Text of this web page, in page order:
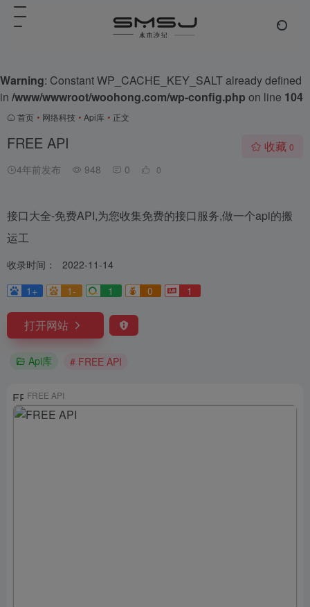
Warning: Constant WP_CACHE_KEY_SALT already defined
in /www/wwwroot/woohong.com/wp-config.php on line 104
首页 • 网络科技 • Api库 • 正文
FREE API
4年前发布 948 0 0
收藏 0
接口大全-免费API,为您收集免费的接口服务,做一个api的搬
运工
收录时间：
2022-11-14
1+
1- 1 0 1
打开网站
Api库 # FREE API
FREE API